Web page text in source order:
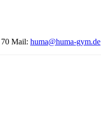
Mail: huma@huma-gym.de